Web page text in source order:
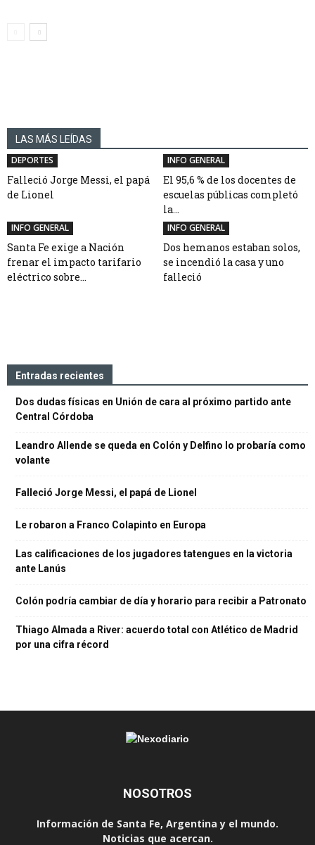
LAS MÁS LEÍDAS
DEPORTES
Falleció Jorge Messi, el papá
de Lionel
INFO GENERAL
El 95,6 % de los docentes de
escuelas públicas completó
la...
INFO GENERAL
Santa Fe exige a Nación
frenar el impacto tarifario
eléctrico sobre...
INFO GENERAL
Dos hemanos estaban solos,
se incendió la casa y uno
falleció
Entradas recientes
Dos dudas físicas en Unión de cara al próximo partido ante
Central Córdoba
Leandro Allende se queda en Colón y Delfino lo probaría como
volante
Falleció Jorge Messi, el papá de Lionel
Le robaron a Franco Colapinto en Europa
Las calificaciones de los jugadores tatengues en la victoria
ante Lanús
Colón podría cambiar de día y horario para recibir a Patronato
Thiago Almada a River: acuerdo total con Atlético de Madrid
por una cifra récord
NOSOTROS
Información de Santa Fe, Argentina y el mundo.
Noticias que acercan.